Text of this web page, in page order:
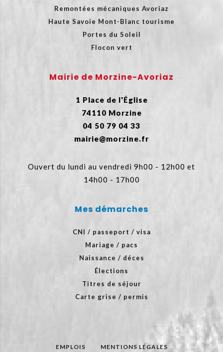
Remontées mécaniques Avoriaz
Haute Savoie Mont-Blanc tourisme
Portes du Soleil
Flocon vert
Mairie de Morzine-Avoriaz
1 Place de l'Église
74110 Morzine
04 50 79 04 33
mairie@morzine.fr
Ouvert du lundi au vendredi 9h00 - 12h00 et
14h00 - 17h00
Mes démarches
CNI / passeport / visa
Mariage / pacs
Naissance / déces
Élections
Titres de séjour
Carte grise / permis
EMPLOIS MENTIONS LÉGALES